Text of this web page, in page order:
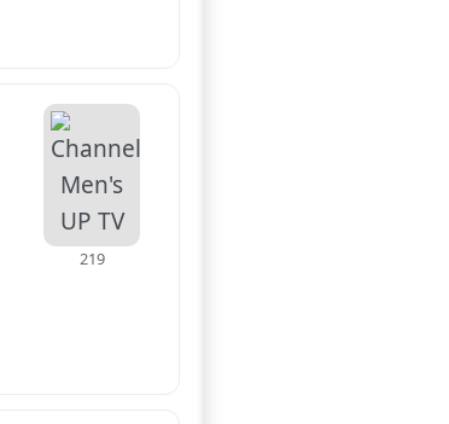
219